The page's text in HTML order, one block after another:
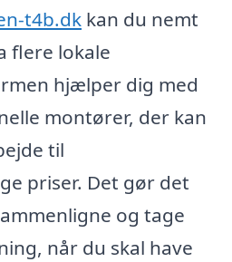
t4b.dk kan du nemt
flere lokale
hjælper dig med
montører, der kan
til
priser. Det gør det
og tage
når du skal have